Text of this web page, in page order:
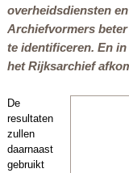
overheidsdiensten
Archiefvormers
te identificeren. En
het Rijksarchief
De
resultaten
zullen
daarnaast
gebruikt